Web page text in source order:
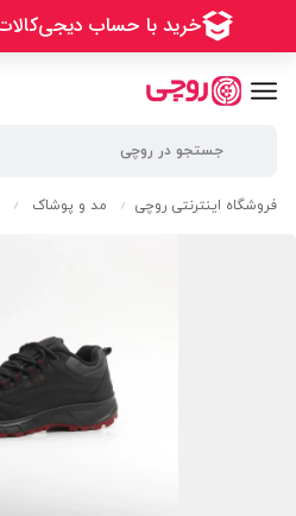
فروشگاه اینترنتی روچی / مد و پوشاک /